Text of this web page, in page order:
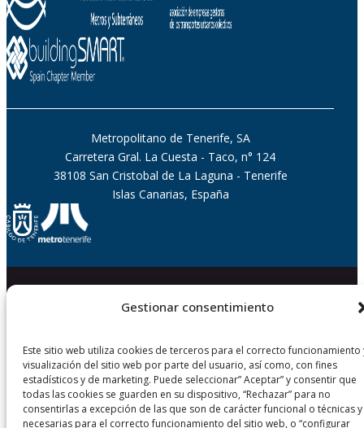
Gestionar consentimiento
Este sitio web utiliza cookies de terceros para el correcto funcionamiento
visualización del sitio web por parte del usuario, así como, con fines
estadísticos y de marketing. Puede seleccionar” Aceptar” y consentir que
todas las cookies se guarden en su dispositivo, “Rechazar” para no
consentirlas a excepción de las que son de carácter funcional o técnicas y
necesarias para el correcto funcionamiento del sitio web, o “configurar
Metropolitano de Tenerife, SA
Carretera Gral. La Cuesta - Taco, n° 124
38108 San Cristobal de La Laguna - Tenerife
Islas Canarias, España
Seguridad